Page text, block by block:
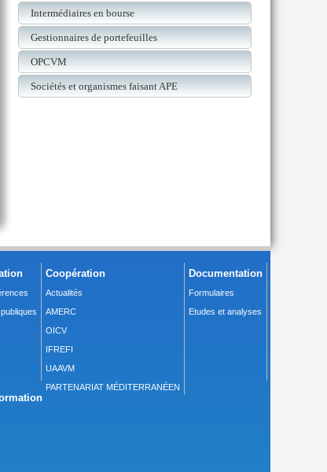
Intermédiaires en bourse
Gestionnaires de portefeuilles
OPCVM
Sociétés et organismes faisant APE
Coopération
Actualités
AMERC
OICV
IFREFI
UAAVM
PARTENARIAT MÉDITERRANÉEN
Documentation
Formulaires
Etudes et analyses